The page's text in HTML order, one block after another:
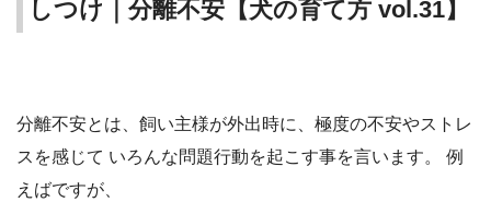
しつけ｜分離不安【犬の育て方 vol.31】
分離不安とは、飼い主様が外出時に、極度の不安やストレ
スを感じて いろんな問題行動を起こす事を言います。 例
えばですが、